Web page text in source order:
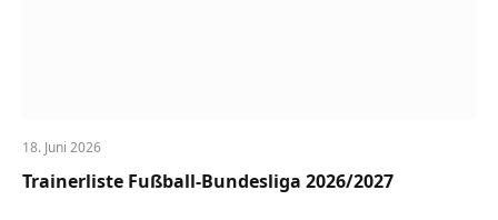
18. Juni 2026
Trainerliste Fußball-Bundesliga 2026/2027